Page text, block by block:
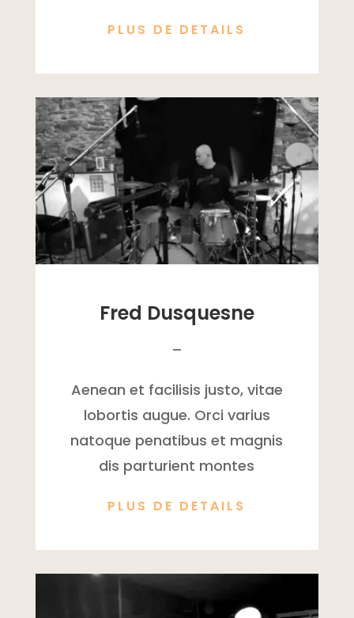
PLUS DE DETAILS
Fred Dusquesne
–
Aenean et facilisis justo, vitae
lobortis augue. Orci varius
natoque penatibus et magnis
dis parturient montes
PLUS DE DETAILS